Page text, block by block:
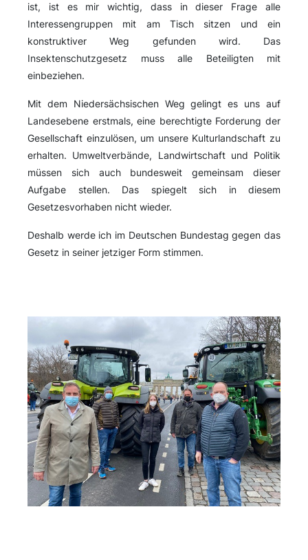
ist, ist es mir wichtig, dass in dieser Frage alle
Interessengruppen mit am Tisch sitzen und ein
konstruktiver Weg gefunden wird. Das
Insektenschutzgesetz muss alle Beteiligten mit
einbeziehen.
Mit dem Niedersächsischen Weg gelingt es uns auf
Landesebene erstmals, eine berechtigte Forderung der
Gesellschaft einzulösen, um unsere Kulturlandschaft zu
erhalten. Umweltverbände, Landwirtschaft und Politik
müssen sich auch bundesweit gemeinsam dieser
Aufgabe stellen. Das spiegelt sich in diesem
Gesetzesvorhaben nicht wieder.
Deshalb werde ich im Deutschen Bundestag gegen das
Gesetz in seiner jetziger Form stimmen.